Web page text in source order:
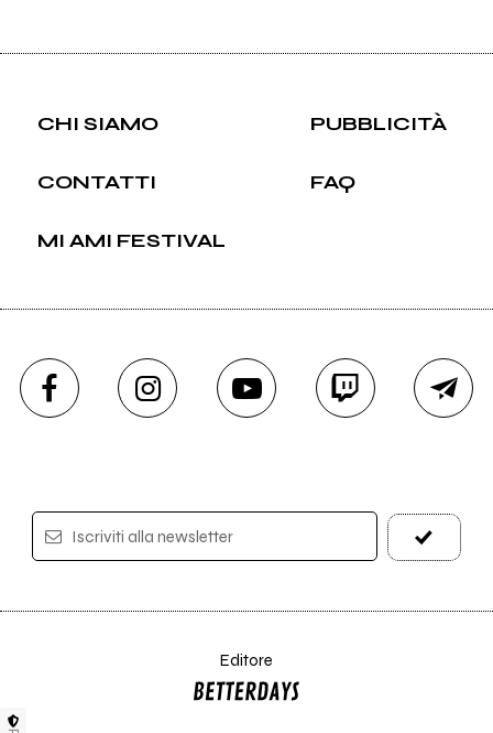
CHI SIAMO PUBBLICITÀ
CONTATTI FAQ
MI AMI FESTIVAL
Iscriviti alla newsletter
Editore